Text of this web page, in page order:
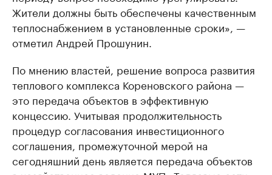
Жители должны быть обеспечены качественным
теплоснабжением в установленные сроки», —
отметил Андрей Прошунин.
По мнению властей, решение вопроса развития
теплового комплекса Кореновского района —
это передача объектов в эффективную
концессию. Учитывая продолжительность
процедур согласования инвестиционного
соглашения, промежуточной мерой на
сегодняшний день является передача объектов